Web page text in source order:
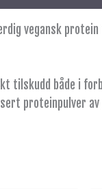
vegansk
tilskudd både i
proteinpulver